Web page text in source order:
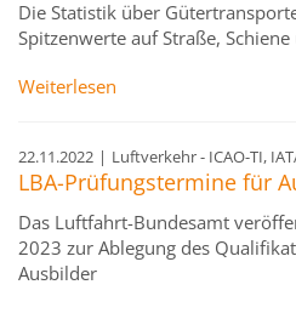
Die Statistik über
Spitzenwerte auf Straße,
Weiterlesen
22.11.2022 | Luftverkehr - ICAO-TI,
LBA-Prüfungstermine für
Das Luftfahrt-Bundesamt
2023 zur Ablegung des
Ausbilder